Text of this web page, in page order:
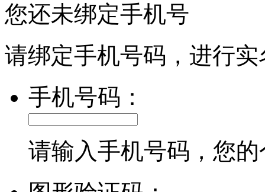
您还未绑定手机号
请绑定手机号码，进行
手机号码：
请输入手机号码，您